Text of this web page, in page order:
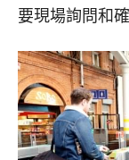
要現場詢問和